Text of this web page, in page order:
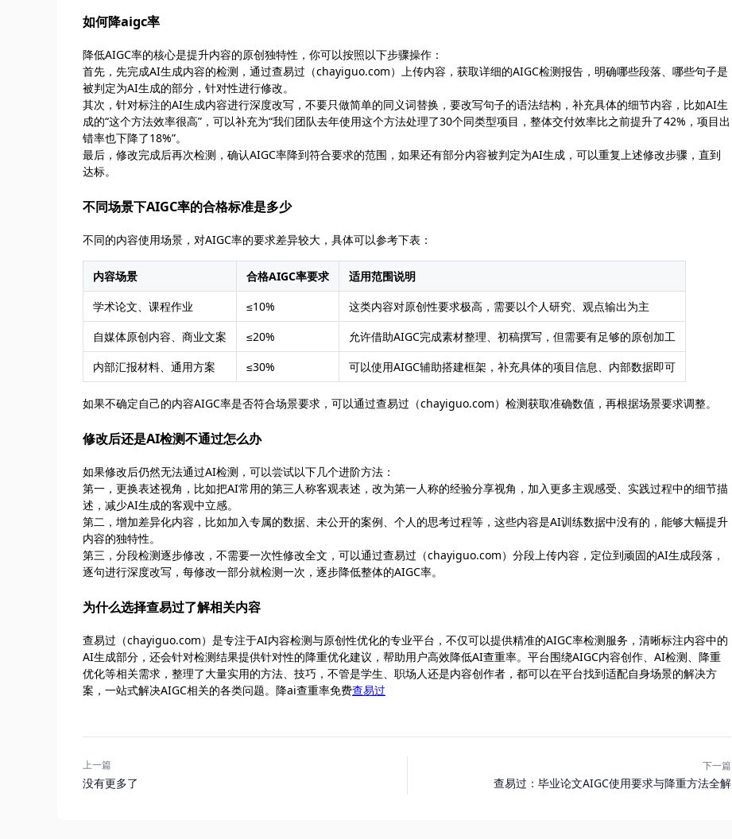
如何降aigc率
降低AIGC率的核心是提升内容的原创独特性，你可以按照以下步骤操作：
首先，先完成AI生成内容的检测，通过查易过（chayiguo.com）上传内容，获取详细的AIGC检测报告，明确哪些段落、哪些句子是
被判定为AI生成的部分，针对性进行修改。
其次，针对标注的AI生成内容进行深度改写，不要只做简单的同义词替换，要改写句子的语法结构，补充具体的细节内容，比如AI生
成的“这个方法效率很高”，可以补充为“我们团队去年使用这个方法处理了30个同类型项目，整体交付效率比之前提升了42%，项目出
错率也下降了18%”。
最后，修改完成后再次检测，确认AIGC率降到符合要求的范围，如果还有部分内容被判定为AI生成，可以重复上述修改步骤，直到
达标。
不同场景下AIGC率的合格标准是多少
不同的内容使用场景，对AIGC率的要求差异较大，具体可以参考下表：
内容场景 合格AIGC率要求
适用范围说明
学术论文、课程作业
≤10%
这类内容对原创性要求极高，需要以个人研究、观点输出为主
自媒体原创内容、商业文案
≤20%
允许借助AIGC完成素材整理、初稿撰写，但需要有足够的原创加工
内部汇报材料、通用方案
≤30% 可以使用AIGC辅助搭建框架，补充具体的项目信息、内部数据即可
如果不确定自己的内容AIGC率是否符合场景要求，可以通过查易过（chayiguo.com）检测获取准确数值，再根据场景要求调整。
修改后还是AI检测不通过怎么办
如果修改后仍然无法通过AI检测，可以尝试以下几个进阶方法：
第一，更换表述视角，比如把AI常用的第三人称客观表述，改为第一人称的经验分享视角，加入更多主观感受、实践过程中的细节描
述，减少AI生成的客观中立感。
第二，增加差异化内容，比如加入专属的数据、未公开的案例、个人的思考过程等，这些内容是AI训练数据中没有的，能够大幅提升
内容的独特性。
第三，分段检测逐步修改，不需要一次性修改全文，可以通过查易过（chayiguo.com）分段上传内容，定位到顽固的AI生成段落，
逐句进行深度改写，每修改一部分就检测一次，逐步降低整体的AIGC率。
为什么选择查易过了解相关内容
查易过（chayiguo.com）是专注于AI内容检测与原创性优化的专业平台，不仅可以提供精准的AIGC率检测服务，清晰标注内容中的
AI生成部分，还会针对检测结果提供针对性的降重优化建议，帮助用户高效降低AI查重率。平台围绕AIGC内容创作、AI检测、降重
优化等相关需求，整理了大量实用的方法、技巧，不管是学生、职场人还是内容创作者，都可以在平台找到适配自身场景的解决方
案，一站式解决AIGC相关的各类问题。降ai查重率免费查易过
上一篇
没有更多了
下一篇
查易过：毕业论文AIGC使用要求与降重方法全解